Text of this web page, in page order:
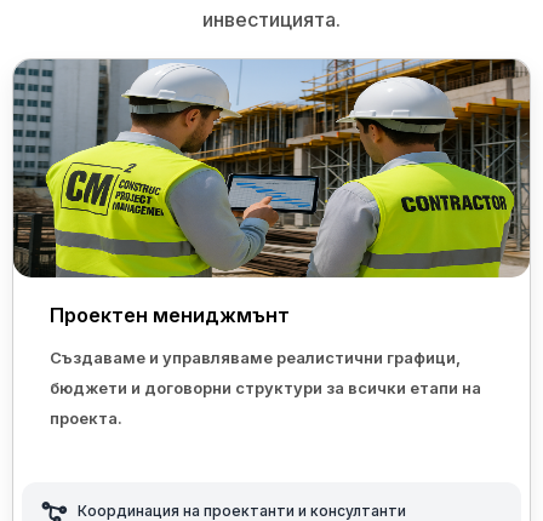
инвестицията.
Проектен мениджмънт
Създаваме и управляваме реалистични графици,
бюджети и договорни структури за всички етапи на
проекта.
Координация на проектанти и консултанти